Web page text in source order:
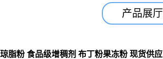
产品展厅
琼脂粉 食品级增稠剂 布丁粉果冻粉 现货供应